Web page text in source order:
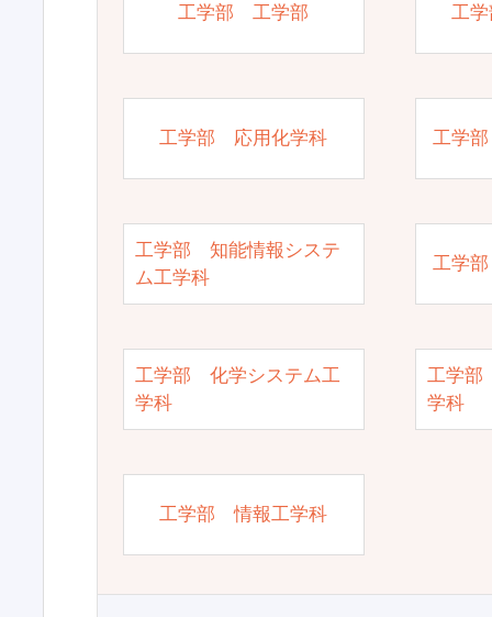
工学部 工学部 工
工学部 応用化学科 工学
工学部 知能情報システ
ム工学科
工学
工学部 化学システム工
学科
工学部
学科
工学部 情報工学科